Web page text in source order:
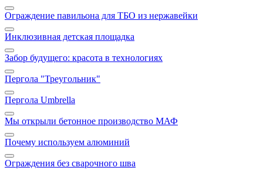
Ограждение павильона для ТБО из нержавейки
Инклюзивная детская площадка
Забор будущего: красота в технологиях
Пергола "Треугольник"
Пергола Umbrella
Мы открыли бетонное производство МАФ
Почему используем алюминий
Ограждения без сварочного шва